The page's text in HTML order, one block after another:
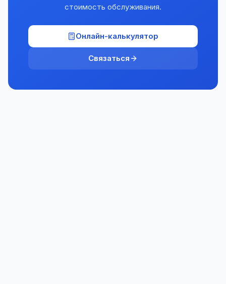
стоимость обслуживания.
Онлайн-калькулятор
Связаться